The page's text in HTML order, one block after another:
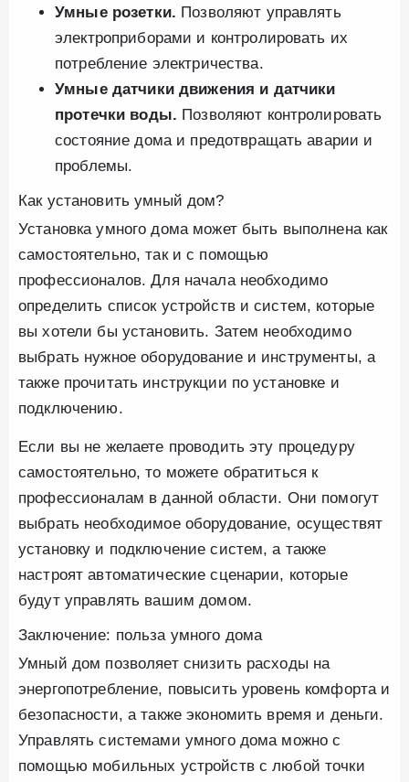
Умные розетки. Позволяют управлять
электроприборами и контролировать их
потребление электричества.
Умные датчики движения и датчики
протечки воды. Позволяют контролировать
состояние дома и предотвращать аварии и
проблемы.
Как установить умный дом?
Установка умного дома может быть выполнена как
самостоятельно, так и с помощью
профессионалов. Для начала необходимо
определить список устройств и систем, которые
вы хотели бы установить. Затем необходимо
выбрать нужное оборудование и инструменты, а
также прочитать инструкции по установке и
подключению.
Если вы не желаете проводить эту процедуру
самостоятельно, то можете обратиться к
профессионалам в данной области. Они помогут
выбрать необходимое оборудование, осуществят
установку и подключение систем, а также
настроят автоматические сценарии, которые
будут управлять вашим домом.
Заключение: польза умного дома
Умный дом позволяет снизить расходы на
энергопотребление, повысить уровень комфорта и
безопасности, а также экономить время и деньги.
Управлять системами умного дома можно с
помощью мобильных устройств с любой точки